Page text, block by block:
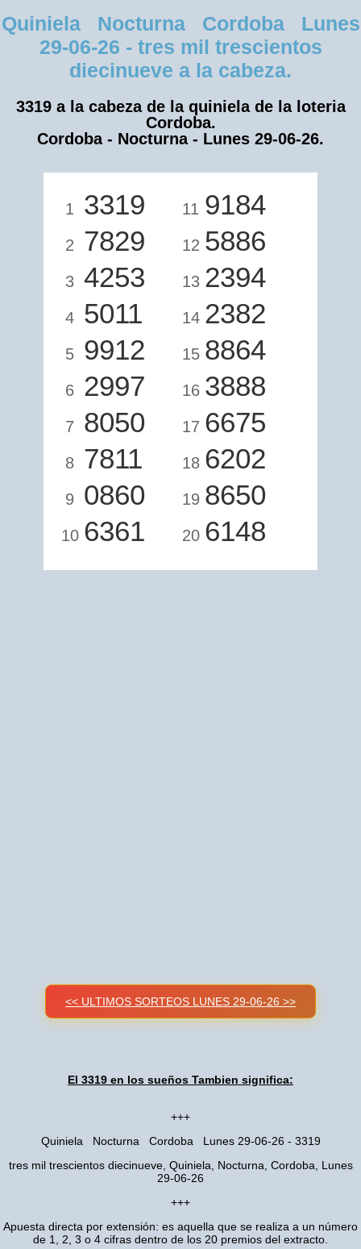
Quiniela Nocturna Cordoba Lunes
29-06-26 - tres mil trescientos
diecinueve a la cabeza.
3319 a la cabeza de la quiniela de la loteria
Cordoba.
Cordoba - Nocturna - Lunes 29-06-26.
1 3319
2 7829
3 4253
4 5011
5 9912
6 2997
7 8050
8 7811
9 0860
10 6361
11 9184
12 5886
13 2394
14 2382
15 8864
16 3888
17 6675
18 6202
19 8650
20 6148
<< ULTIMOS SORTEOS LUNES 29-06-26 >>
El 3319 en los sueños Tambien significa:
+++
Quiniela Nocturna Cordoba Lunes 29-06-26 - 3319
tres mil trescientos diecinueve, Quiniela, Nocturna, Cordoba, Lunes
29-06-26
+++
Apuesta directa por extensión: es aquella que se realiza a un número
de 1, 2, 3 o 4 cifras dentro de los 20 premios del extracto.